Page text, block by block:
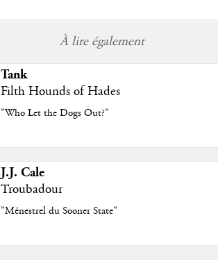
À lire également
Tank
Filth Hounds of Hades
"Who Let the Dogs Out?"
J.J. Cale
Troubadour
"Ménestrel du Sooner State"